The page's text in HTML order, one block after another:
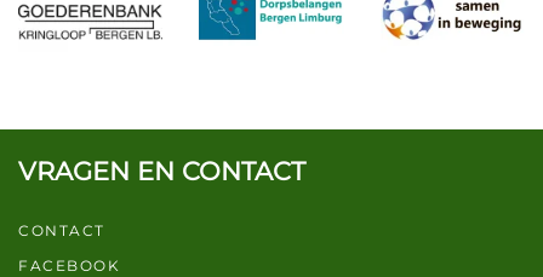
VRAGEN EN CONTACT
CONTACT
FACEBOOK